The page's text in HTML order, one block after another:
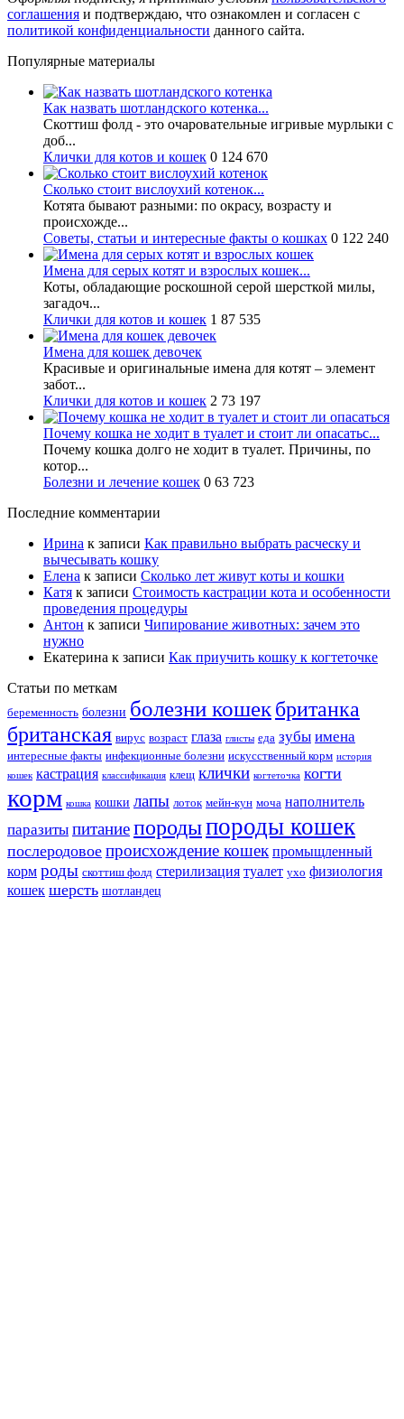
соглашения и подтверждаю, что ознакомлен и согласен с
политикой конфиденциальности данного сайта.
Популярные материалы
Как назвать шотландского котенка...
Скоттиш фолд - это очаровательные игривые мурлыки с
доб...
Клички для котов и кошек 0 124 670
Сколько стоит вислоухий котенок...
Котята бывают разными: по окрасу, возрасту и
происхожде...
Советы, статьи и интересные факты о кошках 0 122 240
Имена для серых котят и взрослых кошек...
Коты, обладающие роскошной серой шерсткой милы,
загадоч...
Клички для котов и кошек 1 87 535
Имена для кошек девочек
Красивые и оригинальные имена для котят – элемент
забот...
Клички для котов и кошек 2 73 197
Почему кошка не ходит в туалет и стоит ли опасатьс...
Почему кошка долго не ходит в туалет. Причины, по
котор...
Болезни и лечение кошек 0 63 723
Последние комментарии
Ирина к записи Как правильно выбрать расческу и
вычесывать кошку
Елена к записи Сколько лет живут коты и кошки
Катя к записи Стоимость кастрации кота и особенности
проведения процедуры
Антон к записи Чипирование животных: зачем это
нужно
Екатерина к записи Как приучить кошку к когтеточке
Статьи по меткам
беременность болезни болезни кошекбританка
британская вирус возраст глаза глисты еда зубы имена
интересные факты инфекционные болезни искусственный корм история
кошек кастрация классификация клещ клички когтеточка когти
корм кошка кошки лапы лоток мейн-кун моча наполнитель
паразиты питаниепородыпороды кошек
послеродовое происхождение кошек промыщленный
корм роды скоттиш фолд стерилизация туалет ухо физиология
кошек шерсть шотландец